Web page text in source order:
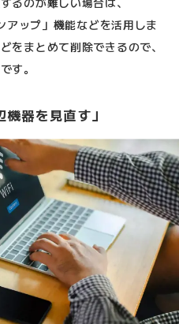
ップ」機能などを活用しま
をまとめて削除できるので、
す。
器を見直す」